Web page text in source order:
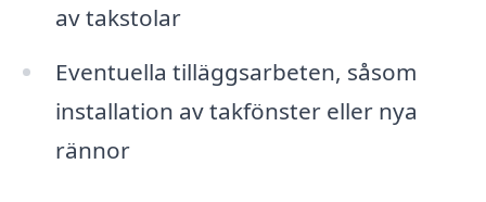
av takstolar
Eventuella tilläggsarbeten, såsom
installation av takfönster eller nya
rännor